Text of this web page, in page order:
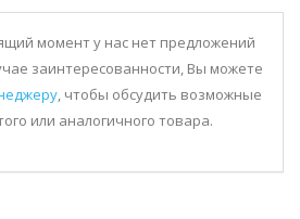
момент у нас нет предложений
заинтересованности, Вы можете
, чтобы обсудить возможные
или аналогичного товара.